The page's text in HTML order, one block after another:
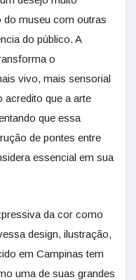
do museu com outras
do público. A
o
vivo, mais sensorial
acredito que a arte
que essa
de pontes entre
essencial em sua
da cor como
design, ilustração,
em Campinas tem
uma de suas grandes